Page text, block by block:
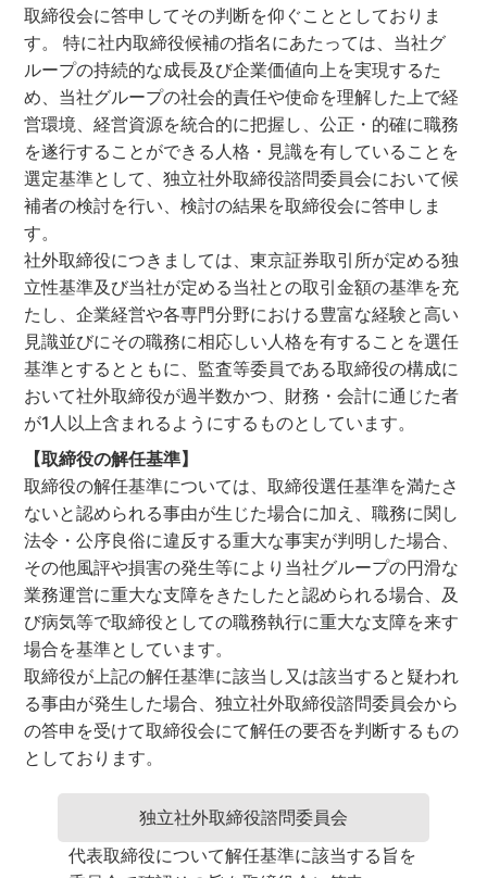
取締役会に答申してその判断を仰ぐこととしておりま
す。 特に社内取締役候補の指名にあたっては、当社グ
ループの持続的な成長及び企業価値向上を実現するた
め、当社グループの社会的責任や使命を理解した上で経
営環境、経営資源を統合的に把握し、公正・的確に職務
を遂行することができる人格・見識を有していることを
選定基準として、独立社外取締役諮問委員会において候
補者の検討を行い、検討の結果を取締役会に答申しま
す。
社外取締役につきましては、東京証券取引所が定める独
立性基準及び当社が定める当社との取引金額の基準を充
たし、企業経営や各専門分野における豊富な経験と高い
見識並びにその職務に相応しい人格を有することを選任
基準とするとともに、監査等委員である取締役の構成に
おいて社外取締役が過半数かつ、財務・会計に通じた者
が1人以上含まれるようにするものとしています。
【取締役の解任基準】
取締役の解任基準については、取締役選任基準を満たさ
ないと認められる事由が生じた場合に加え、職務に関し
法令・公序良俗に違反する重大な事実が判明した場合、
その他風評や損害の発生等により当社グループの円滑な
業務運営に重大な支障をきたしたと認められる場合、及
び病気等で取締役としての職務執行に重大な支障を来す
場合を基準としています。
取締役が上記の解任基準に該当し又は該当すると疑われ
る事由が発生した場合、独立社外取締役諮問委員会から
の答申を受けて取締役会にて解任の要否を判断するもの
としております。
独立社外取締役諮問委員会
代表取締役について解任基準に該当する旨を